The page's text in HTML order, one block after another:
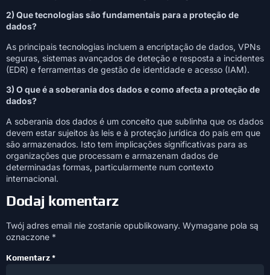
2) Que tecnologias são fundamentais para a proteção de
dados?
As principais tecnologias incluem a encriptação de dados, VPNs
seguras, sistemas avançados de deteção e resposta a incidentes
(EDR) e ferramentas de gestão de identidade e acesso (IAM).
3) O que é a soberania dos dados e como afecta a proteção de
dados?
A soberania dos dados é um conceito que sublinha que os dados
devem estar sujeitos às leis e à proteção jurídica do país em que
são armazenados. Isto tem implicações significativas para as
organizações que processam e armazenam dados de
determinadas formas, particularmente num contexto
internacional.
Dodaj komentarz
Twój adres email nie zostanie opublikowany. Wymagane pola są
oznaczone *
Komentarz*